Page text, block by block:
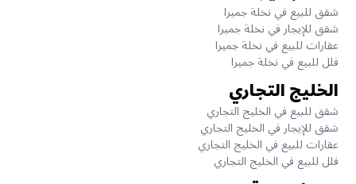
شقق للبيع في نخلة جميرا
شقق للإيجار في نخلة جميرا
عقارات للبيع في نخلة جميرا
فلل للبيع في نخلة جميرا
الخليج التجاري
شقق للبيع في الخليج التجاري
شقق للإيجار في الخليج التجاري
عقارات للبيع في الخليج التجاري
فلل للبيع في الخليج التجاري